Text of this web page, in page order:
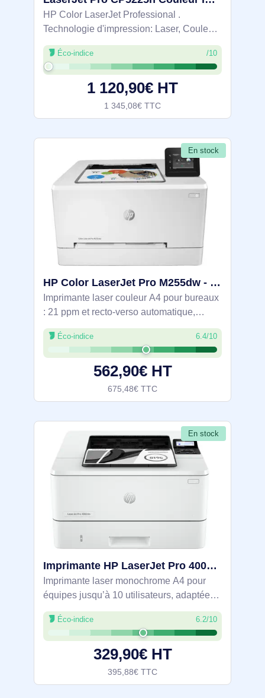
HP Color LaserJet Professional .
Technologie d'impression: Laser, Couleur.
Nombre de cartouches d'impression: 4,
Cycle de service (Maximum): 75000 pages
par mois. Résolution maximale: 600 x 600
Éco-indice /10
1 120,90€ HT
1 345,08€ TTC
En stock
HP Color LaserJet Pro M255dw - 7KW64A#B19
Imprimante laser couleur A4 pour bureaux
: 21 ppm et recto-verso automatique,
résolution 600 x 600 dpi, bac 250 feuilles
et sortie 100. Connexions Ethernet, Wi-Fi
double bande et Wi-Fi Direct,
Éco-indice 6.4/10
562,90€ HT
675,48€ TTC
En stock
Imprimante HP LaserJet Pro 4002dn - 2Z605F#B19
Imprimante laser monochrome A4 pour
équipes jusqu’à 10 utilisateurs, adaptée
aux volumes de 750 à 4000 pages/mois.
40 ppm, recto verso automatique et 1200 x
1200 dpi. Ethernet Gigabit et impression
Éco-indice 6.2/10
329,90€ HT
395,88€ TTC